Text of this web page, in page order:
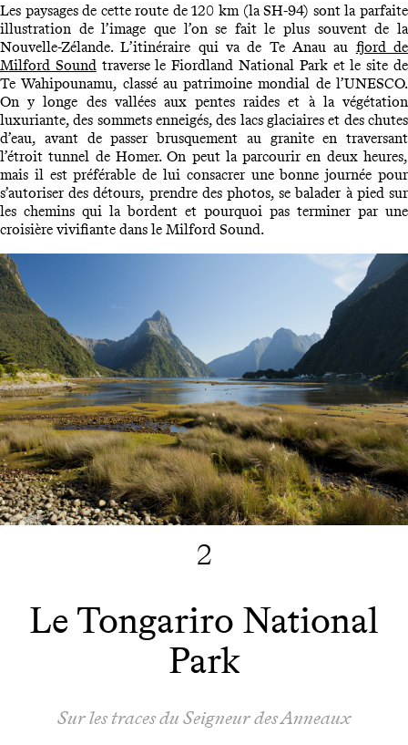
Les paysages de cette route de 120 km (la SH-94) sont la parfaite
illustration de l’image que l’on se fait le plus souvent de la
Nouvelle-Zélande. L’itinéraire qui va de Te Anau au fjord de
Milford Sound traverse le Fiordland National Park et le site de
Te Wahipounamu, classé au patrimoine mondial de l’UNESCO.
On y longe des vallées aux pentes raides et à la végétation
luxuriante, des sommets enneigés, des lacs glaciaires et des chutes
d’eau, avant de passer brusquement au granite en traversant
l’étroit tunnel de Homer. On peut la parcourir en deux heures,
mais il est préférable de lui consacrer une bonne journée pour
s’autoriser des détours, prendre des photos, se balader à pied sur
les chemins qui la bordent et pourquoi pas terminer par une
croisière vivifiante dans le Milford Sound.
2
Le Tongariro National
Park
Sur les traces du Seigneur des Anneaux